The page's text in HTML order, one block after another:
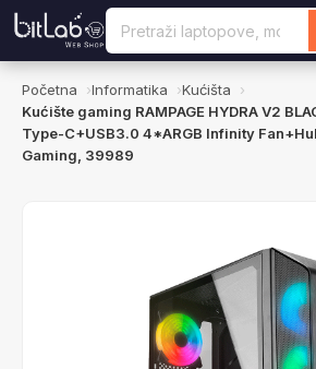
Početna Informatika
Kućišta
Kućište gaming RAMPAGE HYDRA V2
Type-C+USB3.0 4*ARGB Infinity
Gaming, 39989